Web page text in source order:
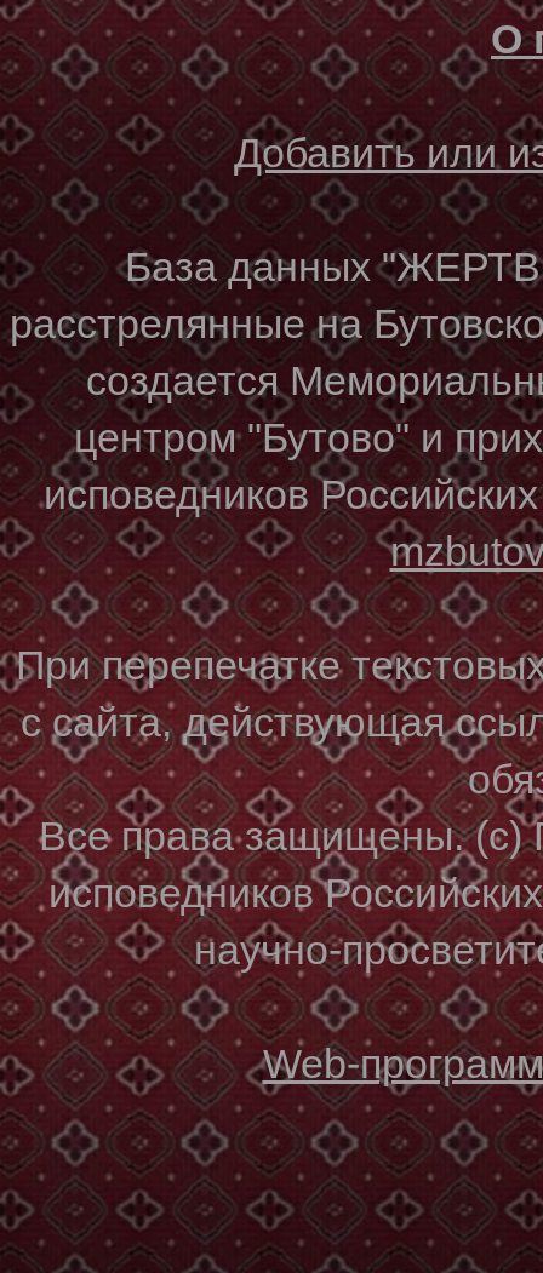
О
Добавить или
База данных
расстрелянные на
создается
центром "Бутово" и
исповедников
При перепечатке
с сайта, действующая
Все права защищены. (с)
исповедников
научно-
Web-